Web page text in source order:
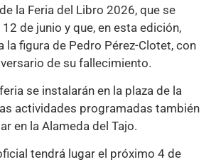
la Feria del Libro 2026, que se
de junio y que, en esta edición,
la figura de Pedro Pérez-Clotet, con
de su fallecimiento.
se instalarán en la plaza de la
actividades programadas también
en la Alameda del Tajo.
tendrá lugar el próximo 4 de